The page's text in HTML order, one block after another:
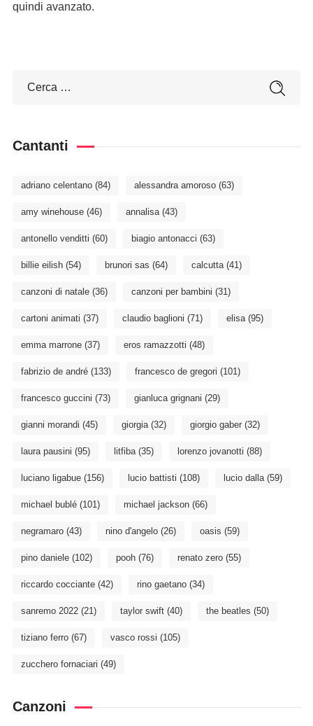
quindi avanzato.
Cantanti
adriano celentano(84) alessandra amoroso(63)
amy winehouse(46) annalisa(43)
antonello venditti (60) biagio antonacci (63)
billie eilish(54) brunori sas (64) calcutta(41)
canzoni di natale(36) canzoni per bambini (31)
cartoni animati (37) claudio baglioni (71) elisa(95)
emma marrone(37) eros ramazzotti (48)
fabrizio de andré(133) francesco de gregori (101)
francesco guccini (73) gianluca grignani (29)
gianni morandi (45) giorgia(32) giorgio gaber(32)
laura pausini (95) litfiba(35) lorenzo jovanotti (88)
luciano ligabue(156) lucio battisti (108) lucio dalla(59)
michael bublé(101) michael jackson(66)
negramaro(43) nino d'angelo(26) oasis (59)
pino daniele(102) pooh(76) renato zero(55)
riccardo cocciante(42) rino gaetano(34)
sanremo 2022(21) taylor swift(40) the beatles (50)
tiziano ferro(67) vasco rossi (105)
zucchero fornaciari (49)
Canzoni